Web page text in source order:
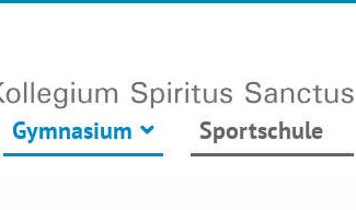
Gymnasium Sportschule